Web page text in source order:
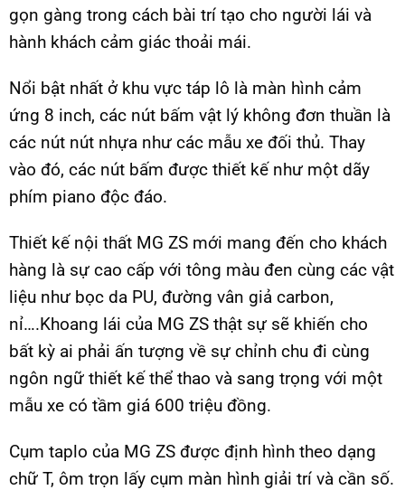
gọn gàng trong cách bài trí tạo cho người lái và
hành khách cảm giác thoải mái.
Nổi bật nhất ở khu vực táp lô là màn hình cảm
ứng 8 inch, các nút bấm vật lý không đơn thuần là
các nút nút nhựa như các mẫu xe đối thủ. Thay
vào đó, các nút bấm được thiết kế như một dãy
phím piano độc đáo.
Thiết kế nội thất MG ZS mới mang đến cho khách
hàng là sự cao cấp với tông màu đen cùng các vật
liệu như bọc da PU, đường vân giả carbon,
nỉ….Khoang lái của MG ZS thật sự sẽ khiến cho
bất kỳ ai phải ấn tượng về sự chỉnh chu đi cùng
ngôn ngữ thiết kế thể thao và sang trọng với một
mẫu xe có tầm giá 600 triệu đồng.
Cụm taplo của MG ZS được định hình theo dạng
chữ T, ôm trọn lấy cụm màn hình giải trí và cần số.